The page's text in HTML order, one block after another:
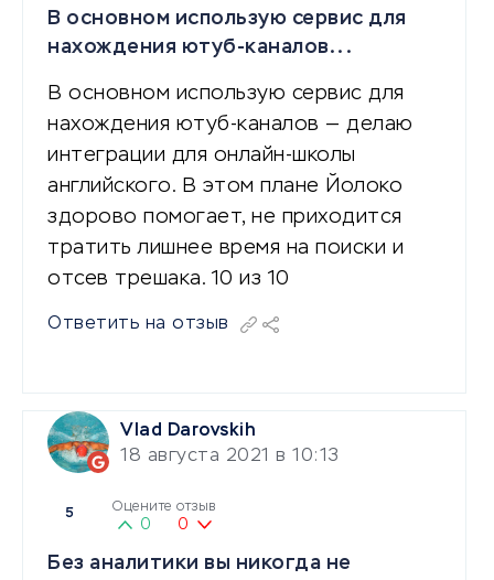
В основном использую сервис для
нахождения ютуб-каналов...
В основном использую сервис для
нахождения ютуб-каналов — делаю
интеграции для онлайн-школы
английского. В этом плане Йолоко
здорово помогает, не приходится
тратить лишнее время на поиски и
отсев трешака. 10 из 10
Ответить на отзыв
Vlad Darovskih
18 августа 2021 в 10:13
5 Оцените отзыв
0 0
Без аналитики вы никогда не